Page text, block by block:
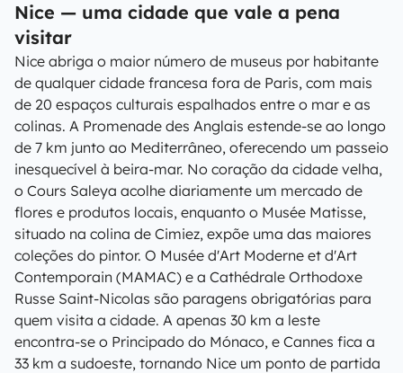
Nice — uma cidade que vale a pena
visitar
Nice abriga o maior número de museus por habitante
de qualquer cidade francesa fora de Paris, com mais
de 20 espaços culturais espalhados entre o mar e as
colinas. A Promenade des Anglais estende-se ao longo
de 7 km junto ao Mediterrâneo, oferecendo um passeio
inesquecível à beira-mar. No coração da cidade velha,
o Cours Saleya acolhe diariamente um mercado de
flores e produtos locais, enquanto o Musée Matisse,
situado na colina de Cimiez, expõe uma das maiores
coleções do pintor. O Musée d'Art Moderne et d'Art
Contemporain (MAMAC) e a Cathédrale Orthodoxe
Russe Saint-Nicolas são paragens obrigatórias para
quem visita a cidade. A apenas 30 km a leste
encontra-se o Principado do Mónaco, e Cannes fica a
33 km a sudoeste, tornando Nice um ponto de partida